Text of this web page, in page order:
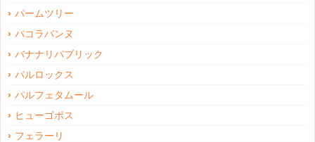
パームツリー
パコラバンヌ
バナナリパブリック
パルロックス
パルフェタムール
ヒューゴボス
フェラーリ